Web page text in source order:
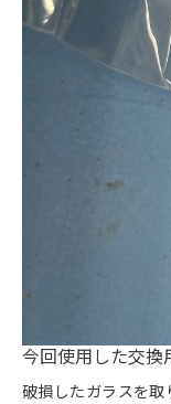
今回使用した交換
破損したガラスを取